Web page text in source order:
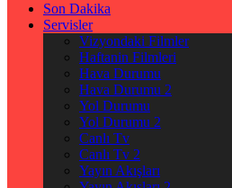
Son Dakika
Servisler
Vizyondaki Filmler
Haftanin Filmleri
Hava Durumu
Hava Durumu 2
Yol Durumu
Yol Durumu 2
Canlı Tv
Canlı Tv 2
Yayın Akışları